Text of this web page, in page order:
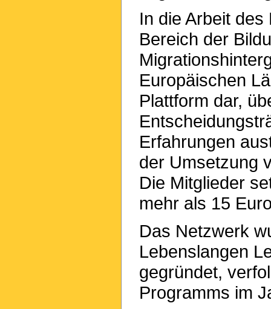
In die Arbeit
Bereich der
Europäischen
Plattform dar,
Erfahrungen
der Umsetzung
Die Mitglieder
mehr als 15
Das Netzwerk
Lebenslangen
gegründet,
Programms im